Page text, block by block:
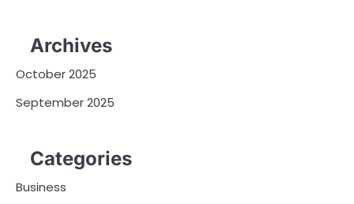
Archives
October 2025
September 2025
Categories
Business